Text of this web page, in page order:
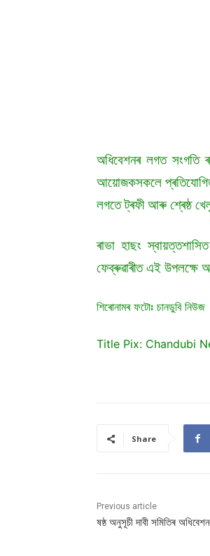
অধিবেশনৰ লগত সংগতি
আয়োজকসকলে
লগতে ট্ৰফী আৰু শ্ৰেষ্ঠ
ৰাভা হাছং
ফেব্ৰুৱাৰীত এই উপলক্ষে
শিৰোনামৰ ফটোঃ চানডুবি নিউজ
Title Pix: Chandubi
Share
Previous article
ষষ্ঠ অনুসূচী দাবী সমিতিৰ অধিবেশন